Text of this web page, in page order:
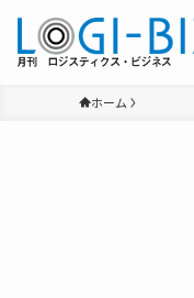
ホーム